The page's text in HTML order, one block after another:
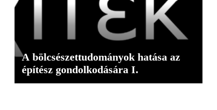
A bölcsészettudományok hatása az
építész gondolkodására I.